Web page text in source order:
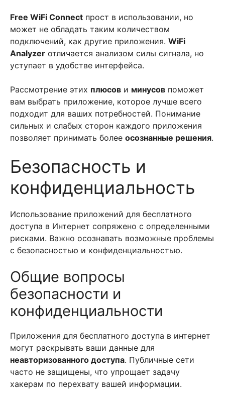
Free WiFi Connect прост в использовании, но
может не обладать таким количеством
подключений, как другие приложения. WiFi
Analyzer отличается анализом силы сигнала, но
уступает в удобстве интерфейса.
Рассмотрение этих плюсов и минусов поможет
вам выбрать приложение, которое лучше всего
подходит для ваших потребностей. Понимание
сильных и слабых сторон каждого приложения
позволяет принимать более осознанные решения.
Безопасность и
конфиденциальность
Использование приложений для бесплатного
доступа в Интернет сопряжено с определенными
рисками. Важно осознавать возможные проблемы
с безопасностью и конфиденциальностью.
Общие вопросы
безопасности и
конфиденциальности
Приложения для бесплатного доступа в интернет
могут раскрывать ваши данные для
неавторизованного доступа. Публичные сети
часто не защищены, что упрощает задачу
хакерам по перехвату вашей информации.